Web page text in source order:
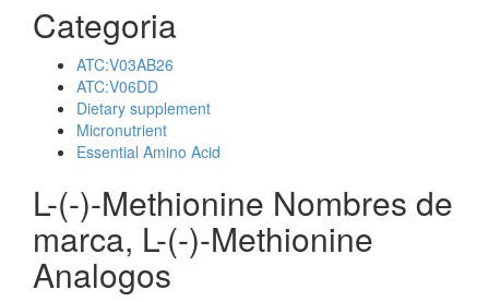
Categoria
ATC:V03AB26
ATC:V06DD
Dietary supplement
Micronutrient
Essential Amino Acid
L-(-)-Methionine Nombres de
marca, L-(-)-Methionine
Analogos